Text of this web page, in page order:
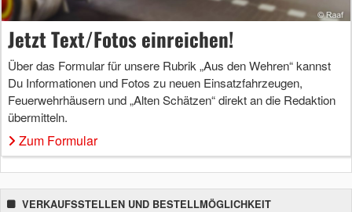
Jetzt Text/Fotos einreichen!
Über das Formular für unsere Rubrik „Aus den Wehren“ kannst
Du Informationen und Fotos zu neuen Einsatzfahrzeugen,
Feuerwehrhäusern und „Alten Schätzen“ direkt an die Redaktion
übermitteln.
Zum Formular
VERKAUFSSTELLEN UND BESTELLMÖGLICHKEIT